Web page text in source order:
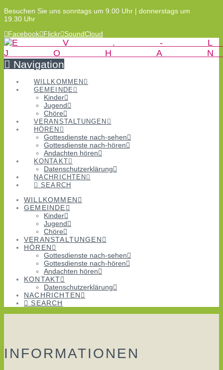
Besuchen Sie uns sonntags um 9.00 Uhr | donnerstags um
19.30 Uhr
Facebook Flickr SoundCloud
Navigation
WILLKOMMEN
GEMEINDE
Kinder
Jugend
Chöre
VERANSTALTUNGEN
HÖREN
Gottesdienste nach-sehen
Gottesdienste nach-hören
Andachten hören
KONTAKT
Datenschutzerklärung
NACHRICHTEN
SEARCH
WILLKOMMEN
GEMEINDE
Kinder
Jugend
Chöre
VERANSTALTUNGEN
HÖREN
Gottesdienste nach-sehen
Gottesdienste nach-hören
Andachten hören
KONTAKT
Datenschutzerklärung
NACHRICHTEN
SEARCH
INFORMATIONEN